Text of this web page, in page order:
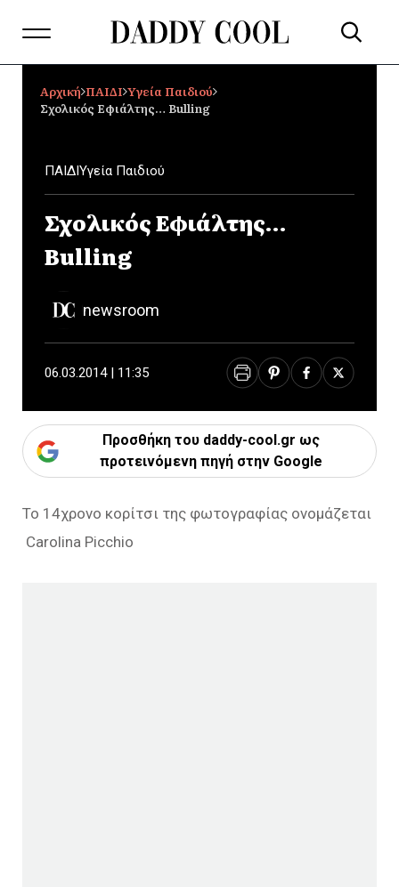
Αρχική ΠΑΙΔΙ Υγεία Παιδιού
Σχολικός Εφιάλτης… Bulling
ΠΑΙΔΙΥγεία Παιδιού
Σχολικός Εφιάλτης…
Bulling
newsroom
06.03.2014 | 11:35
Προσθήκη του daddy-cool.gr ως
προτεινόμενη πηγή στην Google
Το 14χρονο κορίτσι της φωτογραφίας ονομάζεται
Carolina Picchio